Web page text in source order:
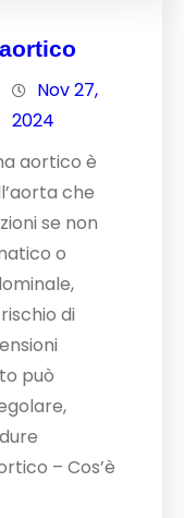
Nov 27,
2024
aortico è
che
se non
o
di
può
– Cos’è